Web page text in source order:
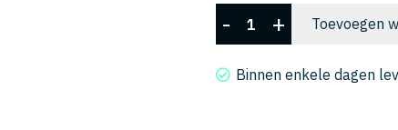
CWLB
2016-
040
- + Toevoegen
Binnen enkele dagen